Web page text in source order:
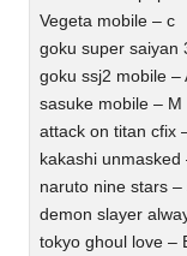
Vegeta mobile – c
goku super saiyan
goku ssj2 mobile –
sasuke mobile – M
attack on titan cfix
kakashi unmasked
naruto nine stars –
demon slayer
tokyo ghoul love –